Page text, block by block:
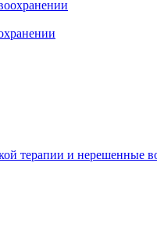
терапии и нерешенные